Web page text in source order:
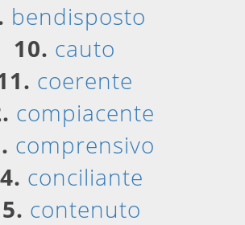
bendisposto
10. cauto
coerente
compiacente
comprensivo
conciliante
contenuto